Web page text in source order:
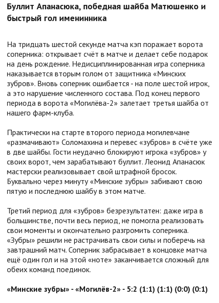
Буллит Апанасюка, победная шайба Матюшенко и
быстрый гол именинника
На тридцать шестой секунде матча кэп поражает ворота
соперника: открывает счёт в матче и делает себе подарок
на день рождение. Недисциплинированная игра соперника
наказывается вторым голом от защитника «Минских
зубров». Вновь соперник ошибается - на поле шестой игрок,
а это нарушение численного состава. Под конец первого
периода в ворота «Могилёва-2» залетает третья шайба от
нашего фарм-клуба.
Практически на старте второго периода могилевчане
«размачивают» Соломахина и перевес «зубров» в счёте уже
в две шайбы. Гости неудачно блокируют игрока «зубров» у
своих ворот, чем зарабатывают буллит. Леонид Апанасюк
мастерски реализовывает свой штрафной бросок.
Буквально через минуту «Минские зубры» забивают свою
пятую и последнюю шайбу в этом матче.
Третий период для «зубров» безрезультатен: даже игра в
большинстве, почти весь период, не помогла реализовать
свои моменты и окончательно разгромить соперника.
«Зубры» решили не растрачивать свои силы и поберечь на
завтрашний матч. Соперник забрасывает в концовке матча
ещё один гол и на этой «ноте» заканчивается сложный для
обеих команд поединок.
«Минские зубры» - «Могилёв-2» - 5:2 (1:1) (1:1) (0:0) (0:1)